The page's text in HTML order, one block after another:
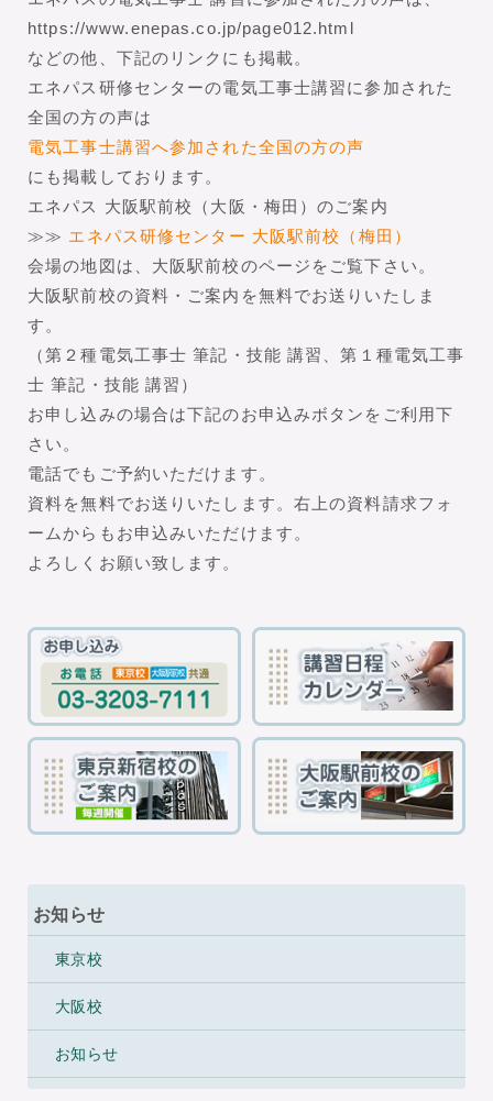
https://www.enepas.co.jp/page012.html
などの他、下記のリンクにも掲載。
エネパス研修センターの電気工事士講習に参加された
全国の方の声は
電気工事士講習へ参加された全国の方の声
にも掲載しております。
エネパス 大阪駅前校（大阪・梅田）のご案内
≫≫ エネパス研修センター 大阪駅前校（梅田）
会場の地図は、大阪駅前校のページをご覧下さい。
大阪駅前校の資料・ご案内を無料でお送りいたしま
す。
（第２種電気工事士 筆記・技能 講習、第１種電気工事
士 筆記・技能 講習）
お申し込みの場合は下記のお申込みボタンをご利用下
さい。
電話でもご予約いただけます。
資料を無料でお送りいたします。右上の資料請求フォ
ームからもお申込みいただけます。
よろしくお願い致します。
お知らせ
東京校
大阪校
お知らせ